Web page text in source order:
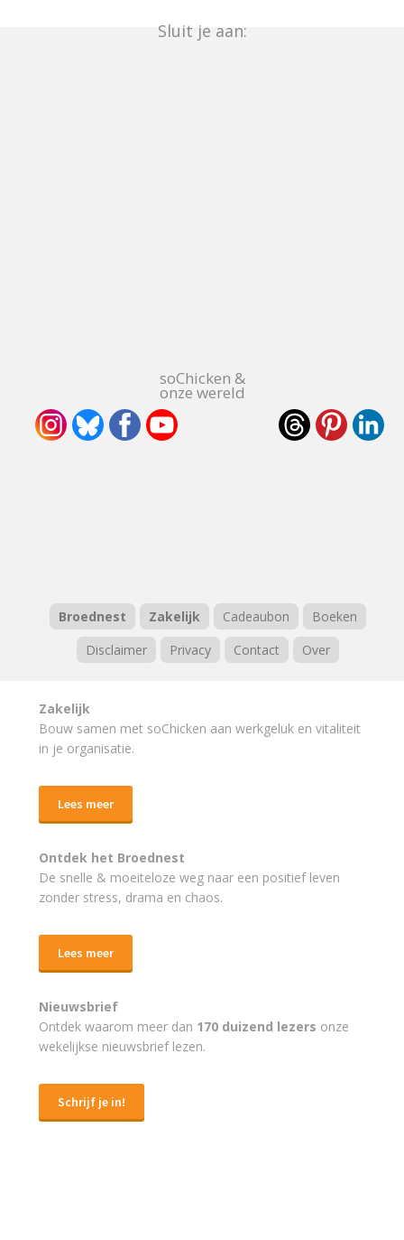
Sluit je aan:
soChicken &
onze wereld
Broednest Zakelijk Cadeaubon
Boeken
Disclaimer
Privacy Contact Over
Zakelijk
Bouw samen met soChicken aan werkgeluk en vitaliteit
in je organisatie.
Lees meer
Ontdek het Broednest
De snelle & moeiteloze weg naar een positief leven
zonder stress, drama en chaos.
Lees meer
Nieuwsbrief
Ontdek waarom meer dan 170 duizend lezers onze
wekelijkse nieuwsbrief lezen.
Schrijf je in!